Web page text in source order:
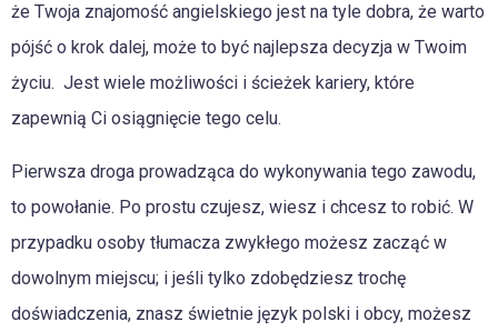
że Twoja znajomość angielskiego jest na tyle dobra, że warto
pójść o krok dalej, może to być najlepsza decyzja w Twoim
życiu. Jest wiele możliwości i ścieżek kariery, które
zapewnią Ci osiągnięcie tego celu.
Pierwsza droga prowadząca do wykonywania tego zawodu,
to powołanie. Po prostu czujesz, wiesz i chcesz to robić. W
przypadku osoby tłumacza zwykłego możesz zacząć w
dowolnym miejscu; i jeśli tylko zdobędziesz trochę
doświadczenia, znasz świetnie język polski i obcy, możesz